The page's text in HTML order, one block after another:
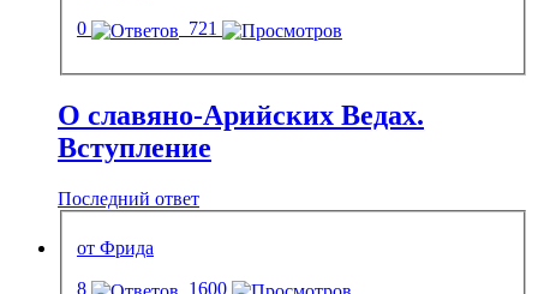
0
721
О славяно-Арийских Ведах.
Вступление
Последний ответ
от Фрида
8
1600